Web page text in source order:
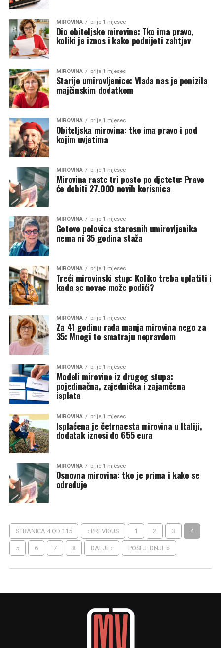
MIROVINA prije 1 mjesec
Dio obiteljske mirovine: Tko ima pravo,
koliki je iznos i kako podnijeti zahtjev
MIROVINA prije 1 mjesec
Starije umirovljenice: Vlada nas je ponizila
majčinskim dodatkom
MIROVINA prije 1 mjesec
Obiteljska mirovina: tko ima pravo i pod
kojim uvjetima
MIROVINA prije 1 mjesec
Mirovina raste tri posto po djetetu: Pravo
će dobiti 27.000 novih korisnica
MIROVINA prije 1 mjesec
Gotovo polovica starosnih umirovljenika
nema ni 35 godina staža
MIROVINA prije 1 mjesec
Treći mirovinski stup: Koliko treba uplatiti i
kada se novac može podići?
MIROVINA prije 1 mjesec
Za 41 godinu rada manja mirovina nego za
35: Mnogi to smatraju nepravdom
MIROVINA prije 1 mjesec
Modeli mirovine iz drugog stupa:
pojedinačna, zajednička i zajamčena
isplata
MIROVINA prije 1 mjesec
Isplaćena je četrnaesta mirovina u Italiji,
dodatak iznosi do 655 eura
MIROVINA prije 1 mjesec
Osnovna mirovina: tko je prima i kako se
određuje
STRANICA 4 OD 115 ‹ PREVIOUS 1 2 3 4
5 6 7 8 DALJE › POSLJEDNJE »